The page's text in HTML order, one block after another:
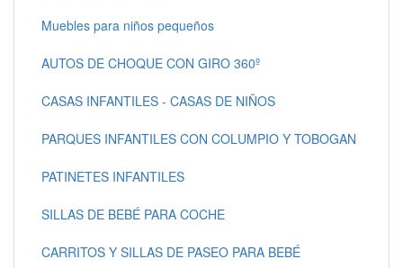
Muebles para niños pequeños
AUTOS DE CHOQUE CON GIRO 360º
CASAS INFANTILES - CASAS DE NIÑOS
PARQUES INFANTILES CON COLUMPIO Y TOBOGAN
PATINETES INFANTILES
SILLAS DE BEBÉ PARA COCHE
CARRITOS Y SILLAS DE PASEO PARA BEBÉ